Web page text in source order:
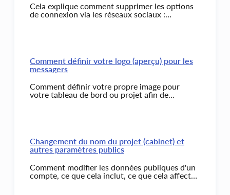
Cela explique comment supprimer les options
de connexion via les réseaux sociaux :
Comment définir votre logo (aperçu) pour les
messagers
Comment définir votre propre image pour
votre tableau de bord ou projet afin de
Changement du nom du projet (cabinet) et
autres paramètres publics
Comment modifier les données publiques d'un
compte, ce que cela inclut, ce que cela affecte